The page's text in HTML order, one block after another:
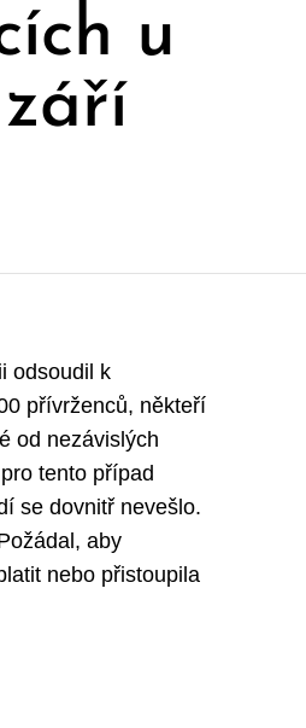
u
odsoudil k
přívrženců, někteří
od nezávislých
tento případ
se dovnitř nevešlo.
aby
nebo přistoupila